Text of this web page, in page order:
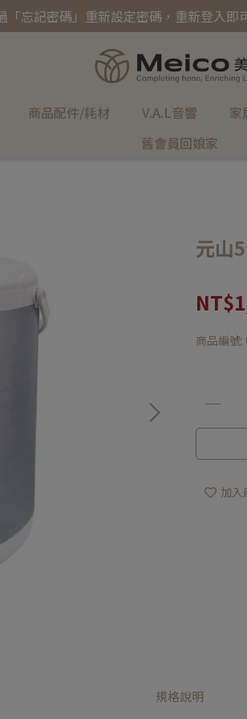
「忘記密碼」重新設定密碼，重新登入
商品配件/耗材 V.A.L音響 家
舊會員回娘家
元山
商品編號:
加入
規格說明